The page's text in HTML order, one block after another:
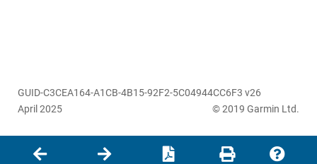
GUID-C3CEA164-A1CB-4B15-92F2-5C04944CC6F3 v26
April 2025
© 2019 Garmin Ltd.